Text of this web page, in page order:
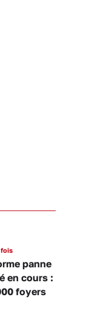
panne
en cours :
foyers